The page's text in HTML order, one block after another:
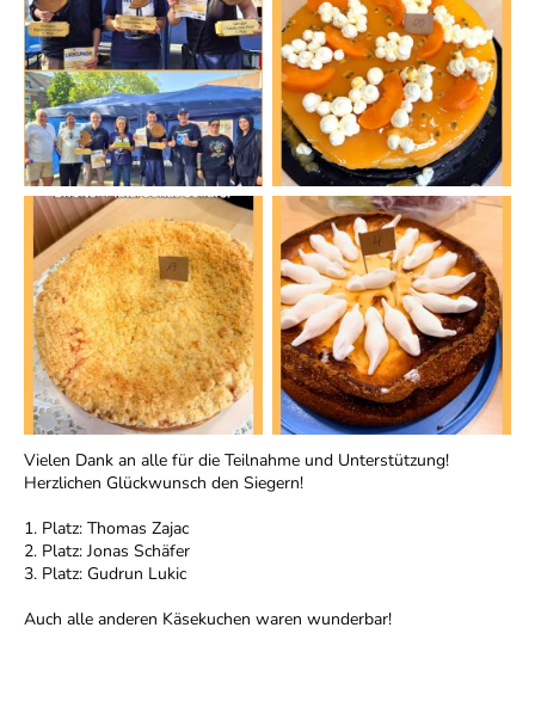
Vielen Dank an alle für die Teilnahme und Unterstützung!
Herzlichen Glückwunsch den Siegern!
1. Platz: Thomas Zajac
2. Platz: Jonas Schäfer
3. Platz: Gudrun Lukic
Auch alle anderen Käsekuchen waren wunderbar!